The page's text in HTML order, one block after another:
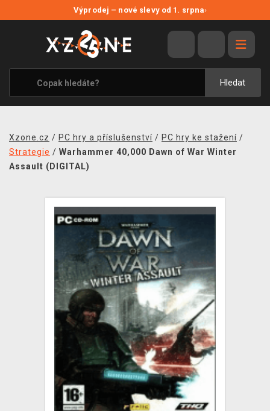
Výprodej – nové slevy od 1. srpna›
Hledat
VÝPRODEJ
VIDEOHRY
XZONE ORIGINALS
TÉMATIKY
MERCHANDISE
PRODEJNY
DOPRAVA
XZONE KLUB
TCG & BOARDGAME HUB
VÝKUP HER (BAZAR)
Xzone.cz / PC hry a příslušenství / PC hry ke stažení /
Strategie / Warhammer 40,000 Dawn of War Winter
Assault (DIGITAL)